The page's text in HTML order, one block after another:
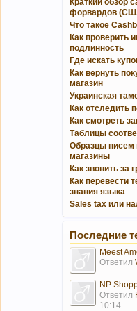
форвардов
Что такое
Как проверить
подлинность
Где искать
Как вернуть
магазин
Украинская
Как отследить
Как смотреть
Таблицы
Образцы писем
магазины
Как звонить за
Как перевести
знания языка
Sales tax или
Последние
Meest
Ответил
NP
Ответил
10:14